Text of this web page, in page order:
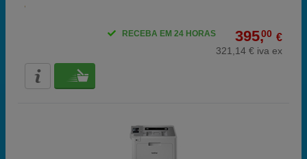
395,00 €
321,14 € iva ex
RECEBA EM 24 HORAS